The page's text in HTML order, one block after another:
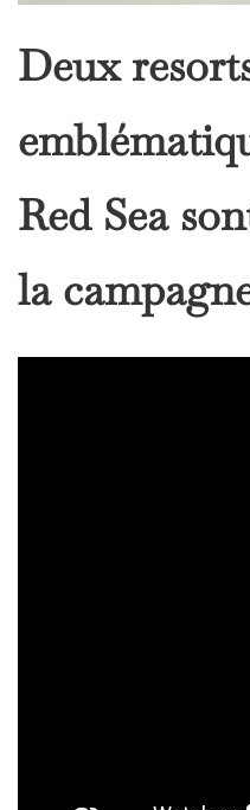
Deux
Red Sea
la